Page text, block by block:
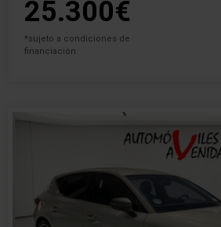
25.300€
*sujeto a condiciones de
financiación